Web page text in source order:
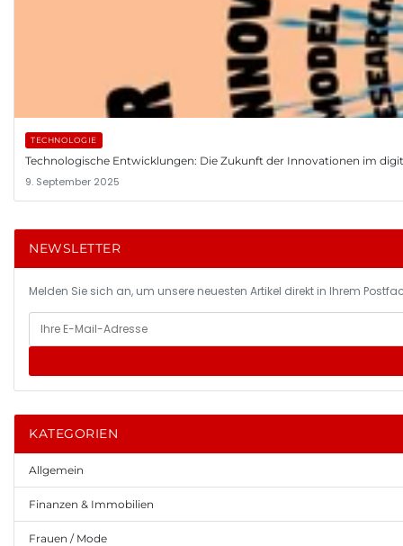
TECHNOLOGIE
Technologische Entwicklungen: Die Zukunft der Innovationen im
9. September 2025
NEWSLETTER
Melden Sie sich an, um unsere neuesten Artikel direkt in Ihrem
KATEGORIEN
Allgemein
Finanzen & Immobilien
Frauen / Mode